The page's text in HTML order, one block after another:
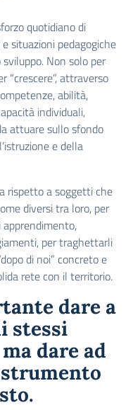
quotidiano di
situazioni pedagogiche
Non solo per
“crescere”, attraverso
abilità,
individuali,
attuare sullo sfondo
e della
rispetto a soggetti che
diversi tra loro, per
per traghettarli
di noi” concreto e
rete con il territorio.
dare a
stessi
dare ad